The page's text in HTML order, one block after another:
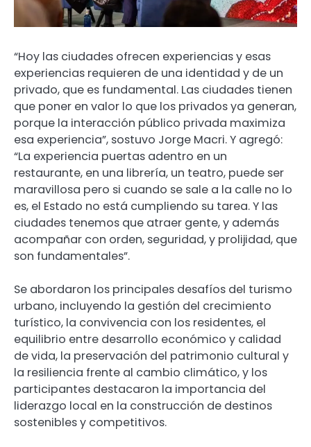
“Hoy las ciudades ofrecen experiencias y esas
experiencias requieren de una identidad y de un
privado, que es fundamental. Las ciudades tienen
que poner en valor lo que los privados ya generan,
porque la interacción público privada maximiza
esa experiencia”, sostuvo Jorge Macri. Y agregó:
“La experiencia puertas adentro en un
restaurante, en una librería, un teatro, puede ser
maravillosa pero si cuando se sale a la calle no lo
es, el Estado no está cumpliendo su tarea. Y las
ciudades tenemos que atraer gente, y además
acompañar con orden, seguridad, y prolijidad, que
son fundamentales”.
Se abordaron los principales desafíos del turismo
urbano, incluyendo la gestión del crecimiento
turístico, la convivencia con los residentes, el
equilibrio entre desarrollo económico y calidad
de vida, la preservación del patrimonio cultural y
la resiliencia frente al cambio climático, y los
participantes destacaron la importancia del
liderazgo local en la construcción de destinos
sostenibles y competitivos.